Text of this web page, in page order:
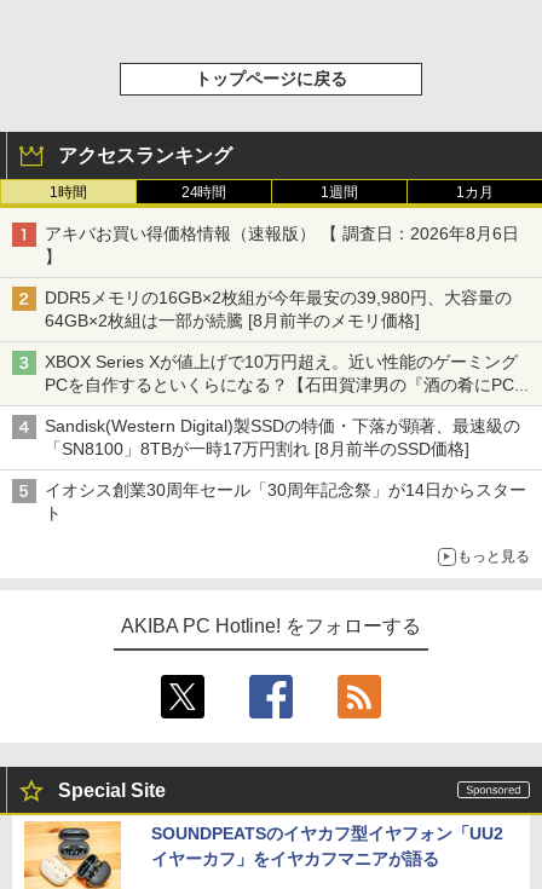
トップページに戻る
アクセスランキング
1時間 24時間 1週間 1カ月
アキバお買い得価格情報（速報版） 【 調査日：2026年8月6日
】
DDR5メモリの16GB×2枚組が今年最安の39,980円、大容量の
64GB×2枚組は一部が続騰 [8月前半のメモリ価格]
XBOX Series Xが値上げで10万円超え。近い性能のゲーミング
PCを自作するといくらになる？【石田賀津男の『酒の肴にPCゲ
ーム』】
Sandisk(Western Digital)製SSDの特価・下落が顕著、最速級の
「SN8100」8TBが一時17万円割れ [8月前半のSSD価格]
イオシス創業30周年セール「30周年記念祭」が14日からスター
ト
もっと見る
AKIBA PC Hotline! をフォローする
Special Site
SOUNDPEATSのイヤカフ型イヤフォン「UU2
イヤーカフ」をイヤカフマニアが語る